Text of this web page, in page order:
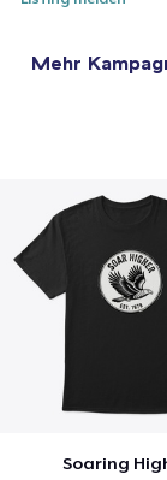
Mehr
Soaring